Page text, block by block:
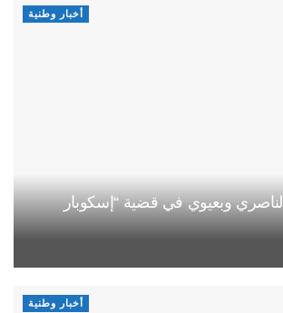
أخبار وطنية
وبعيوي في قضية “إسكوبار
أخبار وطنية